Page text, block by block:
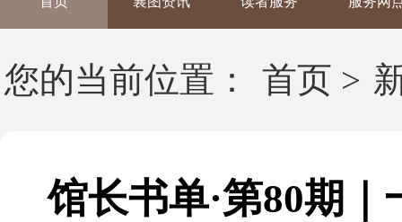
您的当前位置： 首页 >
馆长书单·第80期